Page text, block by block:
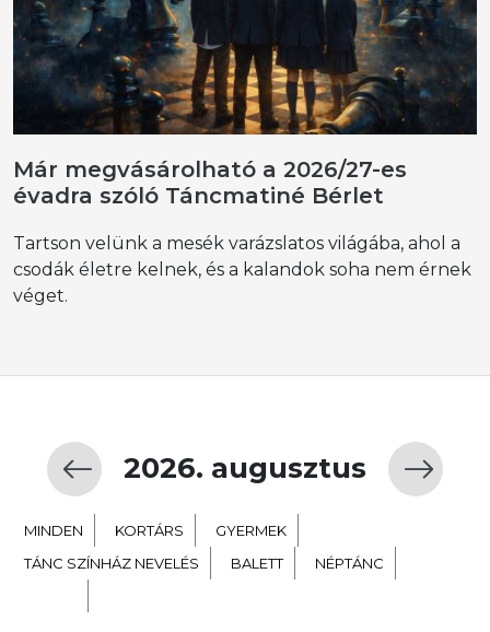
Már megvásárolható a 2026/27-es
évadra szóló Táncmatiné Bérlet
Tartson velünk a mesék varázslatos világába, ahol a
csodák életre kelnek, és a kalandok soha nem érnek
véget.
2026. augusztus
MINDEN KORTÁRS
GYERMEK
TÁNC SZÍNHÁZ NEVELÉS
BALETT
NÉPTÁNC